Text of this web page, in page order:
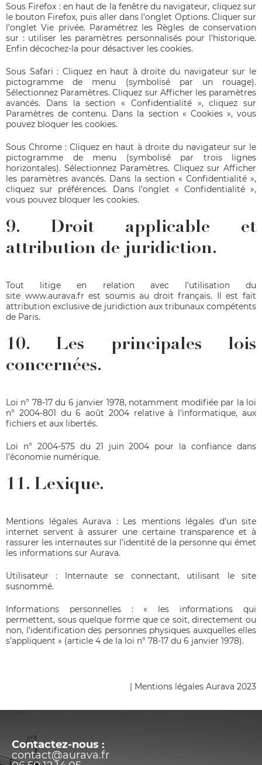
Sous Firefox : en haut de la fenêtre du navigateur, cliquez sur
le bouton Firefox, puis aller dans l’onglet Options. Cliquer sur
l’onglet Vie privée. Paramétrez les Règles de conservation
sur : utiliser les paramètres personnalisés pour l’historique.
Enfin décochez-la pour désactiver les cookies.
Sous Safari : Cliquez en haut à droite du navigateur sur le
pictogramme de menu (symbolisé par un rouage).
Sélectionnez Paramètres. Cliquez sur Afficher les paramètres
avancés. Dans la section « Confidentialité », cliquez sur
Paramètres de contenu. Dans la section « Cookies », vous
pouvez bloquer les cookies.
Sous Chrome : Cliquez en haut à droite du navigateur sur le
pictogramme de menu (symbolisé par trois lignes
horizontales). Sélectionnez Paramètres. Cliquez sur Afficher
les paramètres avancés. Dans la section « Confidentialité »,
cliquez sur préférences. Dans l’onglet « Confidentialité »,
vous pouvez bloquer les cookies.
9. Droit applicable et
attribution de juridiction.
Tout litige en relation avec l’utilisation du
site www.aurava.fr est soumis au droit français. Il est fait
attribution exclusive de juridiction aux tribunaux compétents
de Paris.
10. Les principales lois
concernées.
Loi n° 78-17 du 6 janvier 1978, notamment modifiée par la loi
n° 2004-801 du 6 août 2004 relative à l’informatique, aux
fichiers et aux libertés.
Loi n° 2004-575 du 21 juin 2004 pour la confiance dans
l’économie numérique.
11. Lexique.
Mentions légales Aurava : Les mentions légales d’un site
internet servent à assurer une certaine transparence et à
rassurer les internautes sur l’identité de la personne qui émet
les informations sur Aurava.
Utilisateur : Internaute se connectant, utilisant le site
susnommé.
Informations personnelles : « les informations qui
permettent, sous quelque forme que ce soit, directement ou
non, l’identification des personnes physiques auxquelles elles
s’appliquent » (article 4 de la loi n° 78-17 du 6 janvier 1978).
| Mentions légales Aurava 2023
Contactez-nous :
contact@aurava.fr